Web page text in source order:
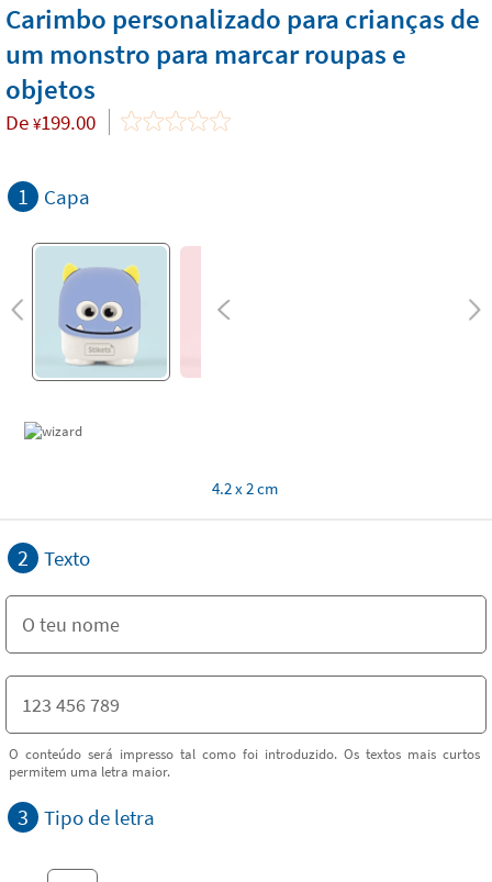
Carimbo personalizado para crianças de
um monstro para marcar roupas e
objetos
De ¥199.00
1 Capa
4.2 x 2 cm
2 Texto
O conteúdo será impresso tal como foi introduzido. Os textos mais curtos
permitem uma letra maior.
3 Tipo de letra